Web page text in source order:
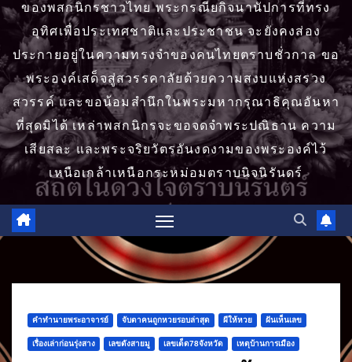
ของพสกนิกรชาวไทย พระกรณียกิจนานัปการที่ทรง
อุทิศเพื่อประเทศชาติและประชาชน จะยังคงส่อง
ประกายอยู่ในความทรงจำของคนไทยตราบชั่วกาล ขอ
พระองค์เสด็จสู่สวรรคาลัยด้วยความสงบแห่งสรวง
สวรรค์ และขอน้อมสำนึกในพระมหากรุณาธิคุณอันหา
ที่สุดมิได้ เหล่าพสกนิกรจะขอจดจำพระปณิธาน ความ
เสียสละ และพระจริยวัตรอันงดงามของพระองค์ไว้
เหนือเกล้าเหนือกระหม่อมตราบนิจนิรันดร์
คำทำนายพระอาจารย์ จับตาคนถูกหวยรอบล่าสุด ผีให้หวย ฝันเห็นเลข
เรื่องเล่าก่อนรุ่งสาง เลขดังสายมู เลขเด็ด78จังหวัด เหตุบ้านการเมือง